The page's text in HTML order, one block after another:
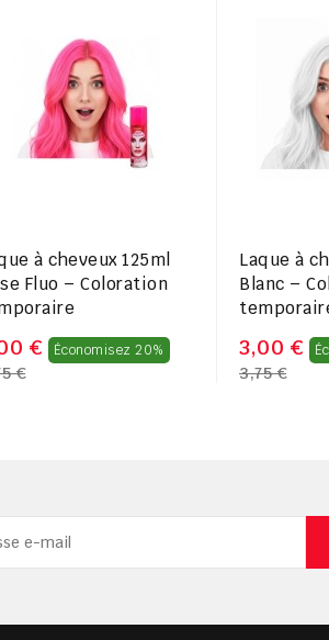
à cheveux 125ml
Fluo – Coloration
€ Économisez 20% Prix
​​
€
Laque à
Blanc –
3,00 €
3,75 €